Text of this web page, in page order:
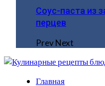
Соус-паста из
перцев
PrevNext
Главная